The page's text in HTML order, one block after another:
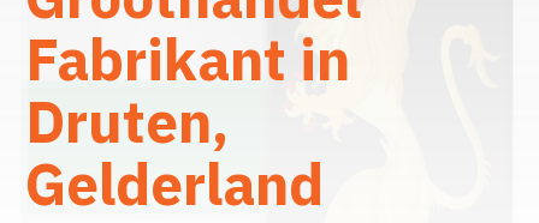
Fabrikant in
Druten,
Gelderland